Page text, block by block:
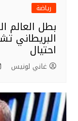
رياضة
بطل العالم
البريطاني
احتيال
غاني لونيس